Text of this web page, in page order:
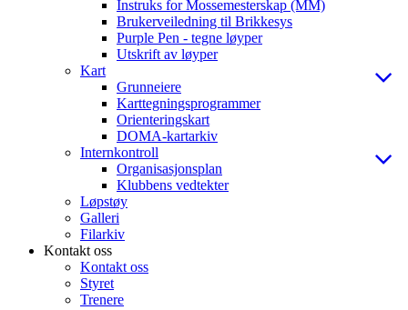
Instruks for Mossemesterskap (MM)
Brukerveiledning til Brikkesys
Purple Pen - tegne løyper
Utskrift av løyper
Kart
Grunneiere
Karttegningsprogrammer
Orienteringskart
DOMA-kartarkiv
Internkontroll
Organisasjonsplan
Klubbens vedtekter
Løpstøy
Galleri
Filarkiv
Kontakt oss
Kontakt oss
Styret
Trenere